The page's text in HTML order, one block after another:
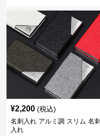
¥2,200 (税込)
名刺入れ アルミ調 スリム 名刺
入れ